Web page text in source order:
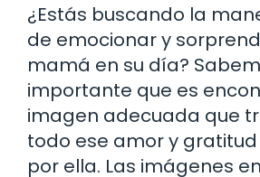
¿Estás buscando la
de emocionar y
mamá en su día?
importante que es
imagen adecuada que
todo ese amor y
por ella. Las imágenes